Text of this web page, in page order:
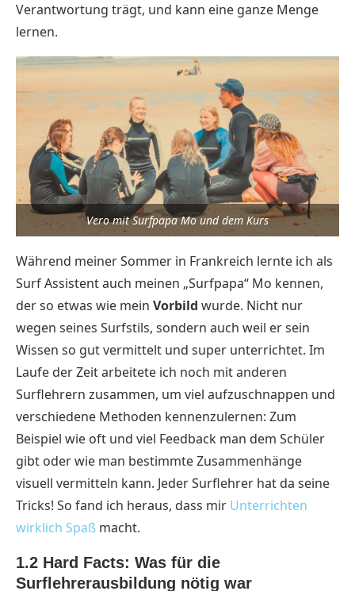
Verantwortung trägt, und kann eine ganze Menge
lernen.
Vero mit Surfpapa Mo und dem Kurs
Während meiner Sommer in Frankreich lernte ich als
Surf Assistent auch meinen „Surfpapa“ Mo kennen,
der so etwas wie mein Vorbild wurde. Nicht nur
wegen seines Surfstils, sondern auch weil er sein
Wissen so gut vermittelt und super unterrichtet. Im
Laufe der Zeit arbeitete ich noch mit anderen
Surflehrern zusammen, um viel aufzuschnappen und
verschiedene Methoden kennenzulernen: Zum
Beispiel wie oft und viel Feedback man dem Schüler
gibt oder wie man bestimmte Zusammenhänge
visuell vermitteln kann. Jeder Surflehrer hat da seine
Tricks! So fand ich heraus, dass mir Unterrichten
wirklich Spaß macht.
1.2 Hard Facts: Was für die
Surflehrerausbildung nötig war